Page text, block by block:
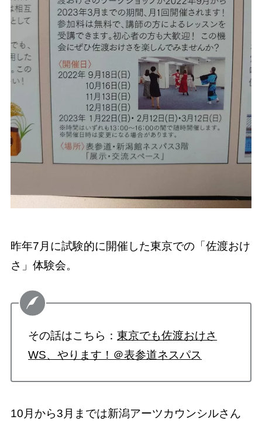
昨年7月に試験的に開催した東京での「佐渡おけ
さ」体験会。
その話はこちら：東京でも佐渡おけさ
WS、やります！＠表参道ネスパス
10月から3月までは新潟アーツカウンシルさん